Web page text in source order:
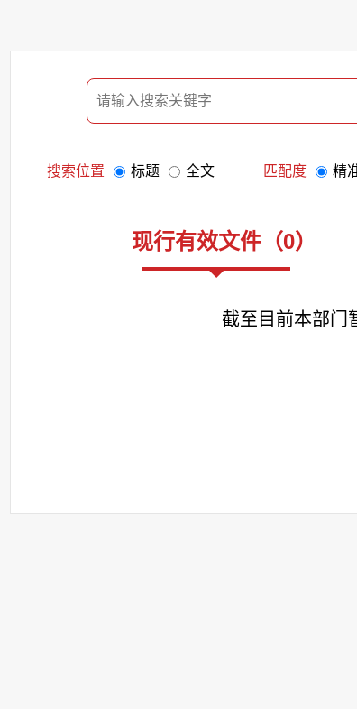
搜索位置 标题 全文 匹配度 精
现行有效文件 （0）
截至目前本部门